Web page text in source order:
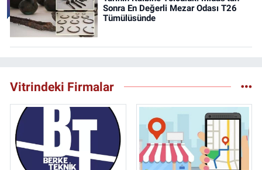
Sonra En Değerli Mezar Odası T26
Tümülüsünde
Vitrindeki Firmalar